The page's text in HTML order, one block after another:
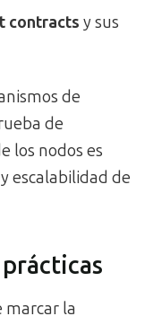
contracts y sus
de
de
los nodos es
escalabilidad de
marcar la